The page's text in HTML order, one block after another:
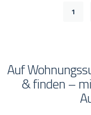
1
Auf
& finden –